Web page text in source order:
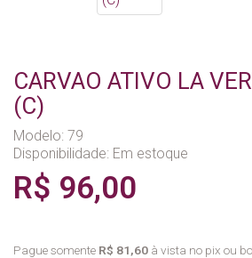
CARVAO ATIVO LA
(C)
Modelo: 79
Disponibilidade: Em estoque
R$ 96,00
Pague somente R$ 81,60 à vista no pix ou